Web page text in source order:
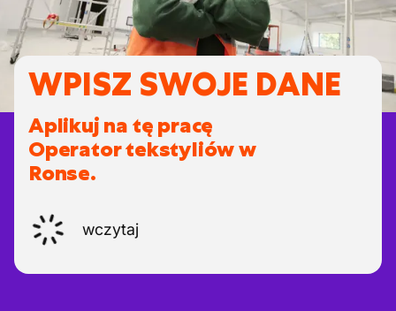
WPISZ SWOJE DANE
Aplikuj na tę pracę
Operator tekstyliów w
Ronse.
wczytaj